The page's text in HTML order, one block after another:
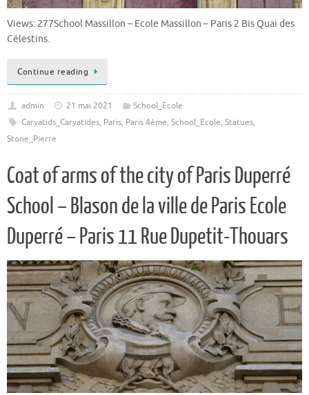
Views: 277School Massillon – Ecole Massillon – Paris 2 Bis Quai des
Célestins.
Continue reading
admin 21 mai 2021
School_Ecole
Caryatids_Caryatides, Paris, Paris 4ème, School_Ecole, Statues,
Stone_Pierre
Coat of arms of the city of Paris Duperré
School – Blason de la ville de Paris Ecole
Duperré – Paris 11 Rue Dupetit-Thouars